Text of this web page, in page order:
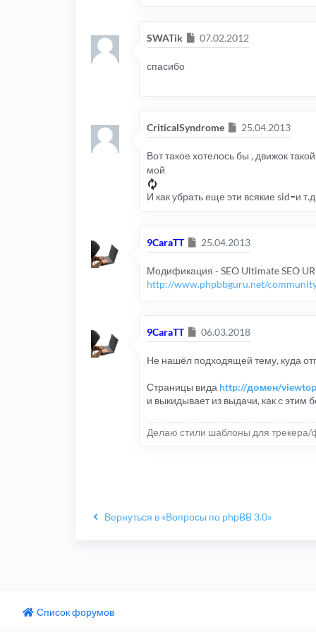
SWATik Сообщение
07.02.2012
спасибо
CriticalSyndrome Сообщение
25.04.2013
Вот такое хотелось бы , движок
мой
И как убрать еще эти всякие sid=и
9CaraTT Сообщение
25.04.2013
Модификация - SEO Ultimate SEO
http://www.phpbbguru.net/
9CaraTT Сообщение
06.03.2018
Не нашёл подходящей тему, куда
Страницы вида http://домен/
и выкидывает из выдачи, как с этим
Делаю стили шаблоны для
Вернуться в «Вопросы по phpBB 3.0»
Список форумов